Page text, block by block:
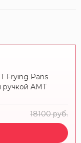
Frying Pans
AMT
18100 руб.